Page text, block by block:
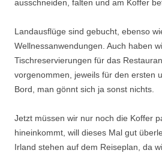
ausschneiden, falten und am Koffer
Landausflüge sind gebucht, ebenso
Wellnessanwendungen. Auch haben
Tischreservierungen für das
vorgenommen, jeweils für den ersten
Bord, man gönnt sich ja sonst nichts.
Jetzt müssen wir nur noch die Koffer
hineinkommt, will dieses Mal gut
Irland stehen auf dem Reiseplan, da